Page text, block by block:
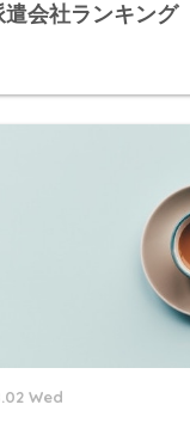
遣会社ランキング
Wed